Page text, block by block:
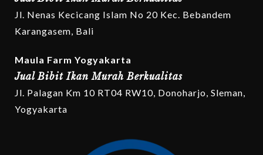
Jl. Nenas Kecicang Islam No 20 Kec. Bebandem
Karangasem, Bali
Maula Farm Yogyakarta
Jual Bibit Ikan Murah Berkualitas
Jl. Palagan Km 10 RT04 RW10, Donoharjo, Sleman,
Yogyakarta